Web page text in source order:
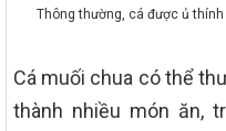
Thông thường, cá được ủ
Cá muối chua có thể
thành nhiều món ăn,